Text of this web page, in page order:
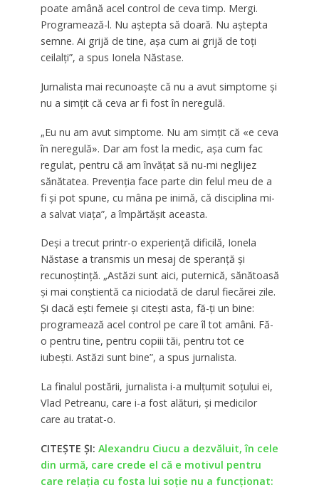
poate amână acel control de ceva timp. Mergi.
Programează-l. Nu aștepta să doară. Nu aștepta
semne. Ai grijă de tine, așa cum ai grijă de toți
ceilalți”, a spus Ionela Năstase.
Jurnalista mai recunoaște că nu a avut simptome și
nu a simțit că ceva ar fi fost în neregulă.
„Eu nu am avut simptome. Nu am simțit că «e ceva
în neregulă». Dar am fost la medic, așa cum fac
regulat, pentru că am învățat să nu-mi neglijez
sănătatea. Prevenția face parte din felul meu de a
fi și pot spune, cu mâna pe inimă, că disciplina mi-
a salvat viața”, a împărtășit aceasta.
Deși a trecut printr-o experiență dificilă, Ionela
Năstase a transmis un mesaj de speranță și
recunoștință. „Astăzi sunt aici, puternică, sănătoasă
și mai conștientă ca niciodată de darul fiecărei zile.
Și dacă ești femeie și citești asta, fă-ți un bine:
programează acel control pe care îl tot amâni. Fă-
o pentru tine, pentru copiii tăi, pentru tot ce
iubești. Astăzi sunt bine”, a spus jurnalista.
La finalul postării, jurnalista i-a mulțumit soțului ei,
Vlad Petreanu, care i-a fost alături, și medicilor
care au tratat-o.
CITEȘTE ȘI: Alexandru Ciucu a dezvăluit, în cele
din urmă, care crede el că e motivul pentru
care relația cu fosta lui soție nu a funcționat: